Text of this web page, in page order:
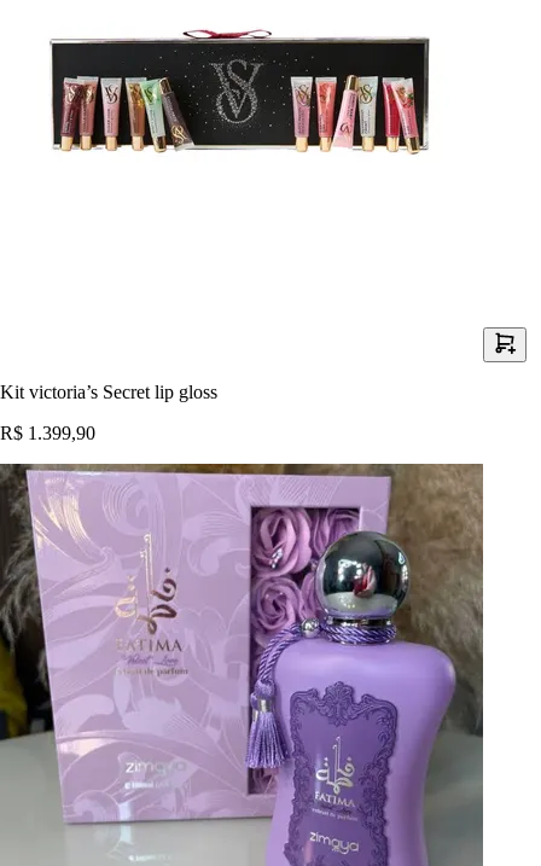
Kit victoria’s Secret lip gloss
R$ 1.399,90